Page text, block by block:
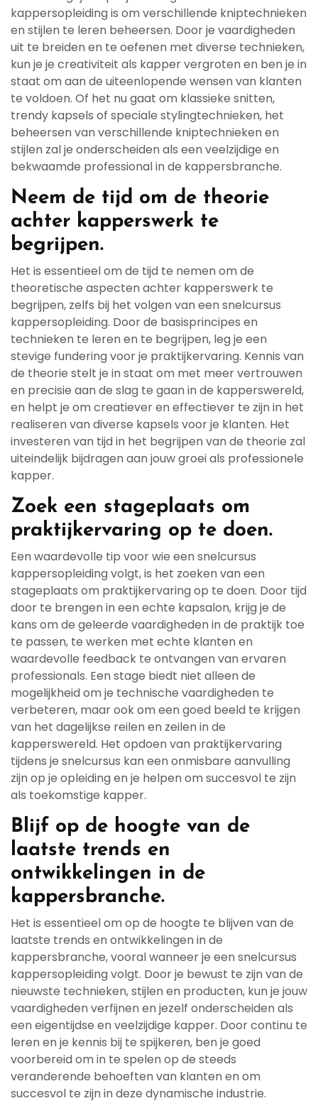
kappersopleiding is om verschillende kniptechnieken
en stijlen te leren beheersen. Door je vaardigheden
uit te breiden en te oefenen met diverse technieken,
kun je je creativiteit als kapper vergroten en ben je in
staat om aan de uiteenlopende wensen van klanten
te voldoen. Of het nu gaat om klassieke snitten,
trendy kapsels of speciale stylingtechnieken, het
beheersen van verschillende kniptechnieken en
stijlen zal je onderscheiden als een veelzijdige en
bekwaamde professional in de kappersbranche.
Neem de tijd om de theorie
achter kapperswerk te
begrijpen.
Het is essentieel om de tijd te nemen om de
theoretische aspecten achter kapperswerk te
begrijpen, zelfs bij het volgen van een snelcursus
kappersopleiding. Door de basisprincipes en
technieken te leren en te begrijpen, leg je een
stevige fundering voor je praktijkervaring. Kennis van
de theorie stelt je in staat om met meer vertrouwen
en precisie aan de slag te gaan in de kapperswereld,
en helpt je om creatiever en effectiever te zijn in het
realiseren van diverse kapsels voor je klanten. Het
investeren van tijd in het begrijpen van de theorie zal
uiteindelijk bijdragen aan jouw groei als professionele
kapper.
Zoek een stageplaats om
praktijkervaring op te doen.
Een waardevolle tip voor wie een snelcursus
kappersopleiding volgt, is het zoeken van een
stageplaats om praktijkervaring op te doen. Door tijd
door te brengen in een echte kapsalon, krijg je de
kans om de geleerde vaardigheden in de praktijk toe
te passen, te werken met echte klanten en
waardevolle feedback te ontvangen van ervaren
professionals. Een stage biedt niet alleen de
mogelijkheid om je technische vaardigheden te
verbeteren, maar ook om een goed beeld te krijgen
van het dagelijkse reilen en zeilen in de
kapperswereld. Het opdoen van praktijkervaring
tijdens je snelcursus kan een onmisbare aanvulling
zijn op je opleiding en je helpen om succesvol te zijn
als toekomstige kapper.
Blijf op de hoogte van de
laatste trends en
ontwikkelingen in de
kappersbranche.
Het is essentieel om op de hoogte te blijven van de
laatste trends en ontwikkelingen in de
kappersbranche, vooral wanneer je een snelcursus
kappersopleiding volgt. Door je bewust te zijn van de
nieuwste technieken, stijlen en producten, kun je jouw
vaardigheden verfijnen en jezelf onderscheiden als
een eigentijdse en veelzijdige kapper. Door continu te
leren en je kennis bij te spijkeren, ben je goed
voorbereid om in te spelen op de steeds
veranderende behoeften van klanten en om
succesvol te zijn in deze dynamische industrie.